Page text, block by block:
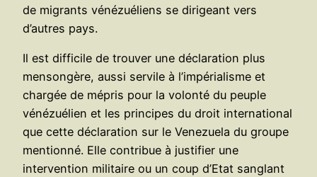
de migrants vénézuéliens se dirigeant vers
d’autres pays.
Il est difficile de trouver une déclaration plus
mensongère, aussi servile à l’impérialisme et
chargée de mépris pour la volonté du peuple
vénézuélien et les principes du droit international
que cette déclaration sur le Venezuela du groupe
mentionné. Elle contribue à justifier une
intervention militaire ou un coup d’Etat sanglant